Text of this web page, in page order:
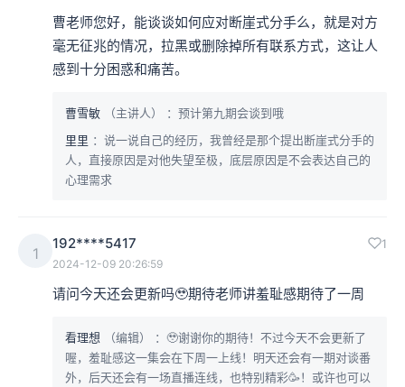
曹老师您好，能谈谈如何应对断崖式分手么，就是对方
毫无征兆的情况，拉黑或删除掉所有联系方式，这让人
感到十分困惑和痛苦。
曹雪敏 （主讲人）
：预计第九期会谈到哦
里里 ：说一说自己的经历，我曾经是那个提出断崖式分手的
人，直接原因是对他失望至极，底层原因是不会表达自己的
心理需求
1
192****5417 1
2024-12-09 20:26:59
请问今天还会更新吗🥹期待老师讲羞耻感期待了一周
看理想 （编辑）
：🥹谢谢你的期待！不过今天不会更新了
喔，羞耻感这一集会在下周一上线！明天还会有一期对谈番
外，后天还会有一场直播连线，也特别精彩🥳！或许也可以